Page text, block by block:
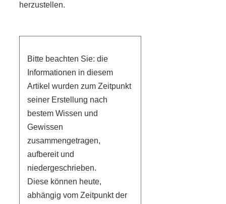
herzustellen.
Bitte beachten Sie: die
Informationen in diesem
Artikel wurden zum Zeitpunkt
seiner Erstellung nach
bestem Wissen und
Gewissen
zusammengetragen,
aufbereit und
niedergeschrieben.
Diese können heute,
abhängig vom Zeitpunkt der